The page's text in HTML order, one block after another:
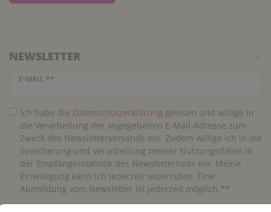
NEWSLETTER
E-MAIL **
Newsletter Honig
Ich habe die Daten­schutz­erklärung gelesen und willige in
die Verarbeitung der angegebenen E-Mail-Adresse zum
Zweck des Newsletterversands ein. Zudem willige ich in die
Speicherung und Verarbeitung meiner Nutzungsdaten in
der Empfängerstatistik des Newslettertools ein. Meine
Einwilligung kann ich jederzeit widerrufen. Eine
Abmeldung vom Newsletter ist jederzeit möglich.**